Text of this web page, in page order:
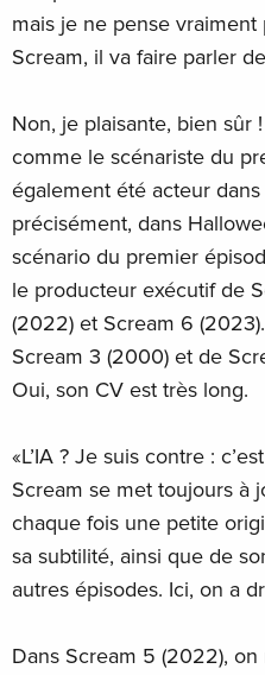
mais je ne pense vraiment
Scream, il va faire parler
Non, je plaisante, bien sûr
comme le scénariste du
également été acteur
précisément, dans
scénario du premier
le producteur exécutif de
(2022) et Scream 6
Scream 3 (2000) et de
Oui, son CV est très long.
«L’IA ? Je suis contre :
Scream se met toujours à
chaque fois une petite
sa subtilité, ainsi que de
autres épisodes. Ici, on a
Dans Scream 5 (2022),